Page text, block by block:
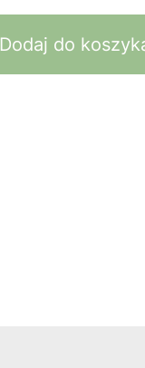
Dodaj do